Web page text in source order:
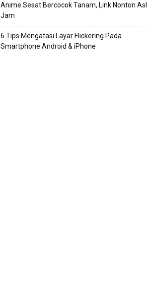
Anime Sesat Bercocok Tanam, Link Nonton
Jam
6 Tips Mengatasi Layar Flickering Pada
Smartphone Android & iPhone